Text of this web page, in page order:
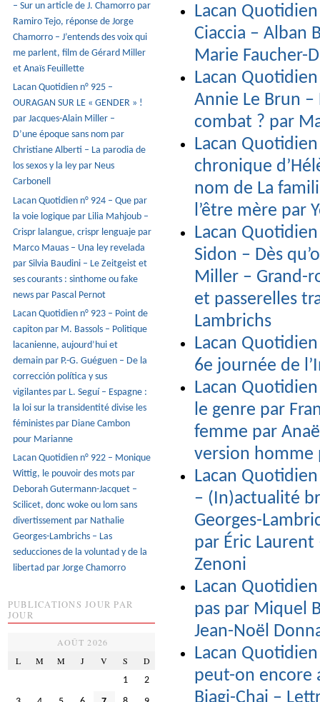
Lacan
Ciaccia – Alban
Marie Faucher-
Lacan
Annie Le Brun
combat ? par
Lacan
chronique
nom de La
l’être mère par
Lacan
Sidon – Dès
Miller – Grand-
et passerelles
Lambrichs
Lacan
6e journée de
Lacan
le genre par
femme par
version homme
Lacan
– (In)actualité
Georges-
par Éric Laurent
Zenoni
Lacan Quotidien
pas par Miquel
Jean-Noël
Lacan
peut-on encore
Biagi-Chai –
– Sur un article de J. Chamorro par
Ramiro Tejo, réponse de Jorge
Chamorro – J’entends des voix qui
me parlent, film de Gérard Miller
et Anaïs Feuillette
Lacan Quotidien n° 925 –
OURAGAN SUR LE « GENDER » !
par Jacques-Alain Miller –
D’une époque sans nom par
Christiane Alberti – La parodia de
los sexos y la ley par Neus
Carbonell
Lacan Quotidien n° 924 – Que par
la voie logique par Lilia Mahjoub –
Crispr lalangue, crispr lenguaje par
Marco Mauas – Una ley revelada
par Silvia Baudini – Le Zeitgeist et
ses courants : sinthome ou fake
news par Pascal Pernot
Lacan Quotidien n° 923 – Point de
capiton par M. Bassols – Politique
lacanienne, aujourd’hui et
demain par P.-G. Guéguen – De la
corrección política y sus
vigilantes par L. Seguí – Espagne :
la loi sur la transidentité divise les
féministes par Diane Cambon
pour Marianne
Lacan Quotidien n° 922 – Monique
Wittig, le pouvoir des mots par
Deborah Gutermann-Jacquet –
Scilicet, donc woke ou lom sans
divertissement par Nathalie
Georges-Lambrichs – Las
seducciones de la voluntad y de la
libertad par Jorge Chamorro
PUBLICATIONS JOUR PAR
JOUR
AOÛT 2026
L
M M J V S D
1
2